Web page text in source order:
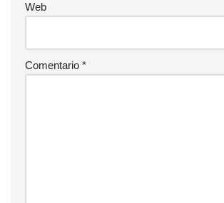
Web
Comentario *